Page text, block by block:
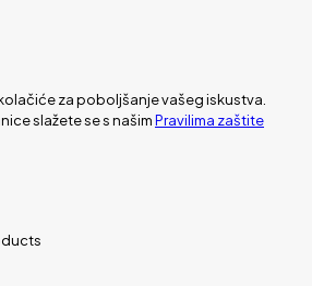
za poboljšanje vašeg iskustva.
slažete se s našimPravilima zaštite